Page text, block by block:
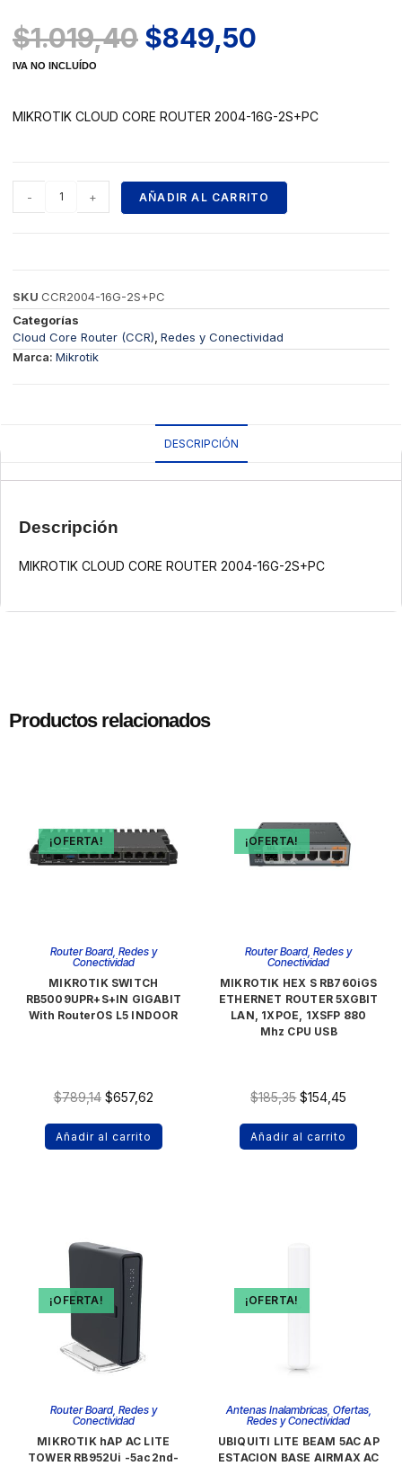
$1.019,40 $849,50
IVA NO INCLUÍDO
MIKROTIK CLOUD CORE ROUTER 2004-16G-2S+PC
- + AÑADIR AL CARRITO
SKU CCR2004-16G-2S+PC
Categorías
Cloud Core Router (CCR) Redes y Conectividad
Marca: Mikrotik
DESCRIPCIÓN
Descripción
MIKROTIK CLOUD CORE ROUTER 2004-16G-2S+PC
Productos relacionados
¡OFERTA!
Router Board, Redes y
Conectividad
MIKROTIK SWITCH
RB5009UPR+S+IN GIGABIT
With RouterOS L5 INDOOR
$789,14 $657,62
Añadir al carrito
¡OFERTA!
Router Board,Redes y
Conectividad
MIKROTIK HEX S RB760iGS
ETHERNET ROUTER 5XGBIT
LAN, 1XPOE, 1XSFP 880
Mhz CPU USB
$185,35 $154,45
Añadir al carrito
¡OFERTA!
Router Board, Redes y
Conectividad
MIKROTIK hAP AC LITE
TOWER RB952Ui -5ac2nd-
¡OFERTA!
Antenas Inalambricas, Ofertas,
Redes y Conectividad
UBIQUITI LITE BEAM 5AC AP
ESTACION BASE AIRMAX AC